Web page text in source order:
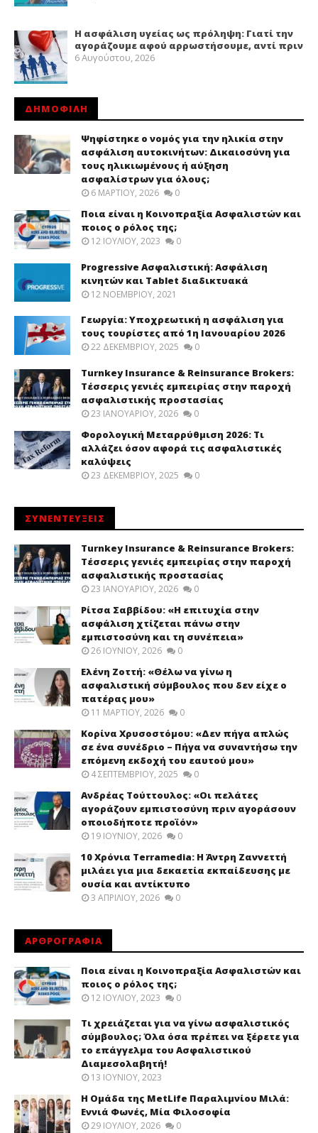
Η ασφάλιση υγείας ως πρόληψη: Γιατί την
αγοράζουμε αφού αρρωστήσουμε, αντί πριν
6 Αυγούστου, 2026
ΔΗΜΟΦΙΛΗ
Ψηφίστηκε ο νομός για την ηλικία στην
ασφάλιση αυτοκινήτων: Δικαιοσύνη για
τους ηλικιωμένους ή αύξηση
ασφαλίστρων για όλους;
6 ΜΑΡΤΊΟΥ, 2026 0
Ποια είναι η Κοινοπραξία Ασφαλιστών και
ποιος ο ρόλος της;
12 ΙΟΥΛΊΟΥ, 2023 0
Progressive Ασφαλιστική: Ασφάλιση
κινητών και Tablet διαδικτυακά
12 ΝΟΕΜΒΡΊΟΥ, 2021
Γεωργία: Υποχρεωτική η ασφάλιση για
τους τουρίστες από 1η Ιανουαρίου 2026
22 ΔΕΚΕΜΒΡΊΟΥ, 2025 0
Turnkey Insurance & Reinsurance Brokers:
Τέσσερις γενιές εμπειρίας στην παροχή
ασφαλιστικής προστασίας
23 ΙΑΝΟΥΑΡΊΟΥ, 2026 0
Φορολογική Μεταρρύθμιση 2026: Τι
αλλάζει όσον αφορά τις ασφαλιστικές
καλύψεις
23 ΔΕΚΕΜΒΡΊΟΥ, 2025 0
ΣΥΝΕΝΤΕΥΞΕΙΣ
Turnkey Insurance & Reinsurance Brokers:
Τέσσερις γενιές εμπειρίας στην παροχή
ασφαλιστικής προστασίας
23 ΙΑΝΟΥΑΡΊΟΥ, 2026 0
Ρίτσα Σαββίδου: «Η επιτυχία στην
ασφάλιση χτίζεται πάνω στην
εμπιστοσύνη και τη συνέπεια»
26 ΙΟΥΝΊΟΥ, 2026 0
Ελένη Ζοττή: «Θέλω να γίνω η
ασφαλιστική σύμβουλος που δεν είχε ο
πατέρας μου»
11 ΜΑΡΤΊΟΥ, 2026 0
Κορίνα Χρυσοστόμου: «Δεν πήγα απλώς
σε ένα συνέδριο – Πήγα να συναντήσω την
επόμενη εκδοχή του εαυτού μου»
4 ΣΕΠΤΕΜΒΡΊΟΥ, 2025 0
Ανδρέας Τούττουλος: «Οι πελάτες
αγοράζουν εμπιστοσύνη πριν αγοράσουν
οποιοδήποτε προϊόν»
19 ΙΟΥΝΊΟΥ, 2026 0
10 Χρόνια Terramedia: Η Άντρη Ζαννεττή
μιλάει για μια δεκαετία εκπαίδευσης με
ουσία και αντίκτυπο
3 ΑΠΡΙΛΊΟΥ, 2026 0
ΑΡΘΡΟΓΡΑΦΙΑ
Ποια είναι η Κοινοπραξία Ασφαλιστών και
ποιος ο ρόλος της;
12 ΙΟΥΛΊΟΥ, 2023 0
Τι χρειάζεται για να γίνω ασφαλιστικός
σύμβουλος; Όλα όσα πρέπει να ξέρετε για
το επάγγελμα του Ασφαλιστικού
Διαμεσολαβητή!
13 ΙΟΥΝΊΟΥ, 2023
Η Ομάδα της MetLife Παραλιμνίου Μιλά:
Εννιά Φωνές, Μία Φιλοσοφία
29 ΙΟΥΛΊΟΥ, 2026 0